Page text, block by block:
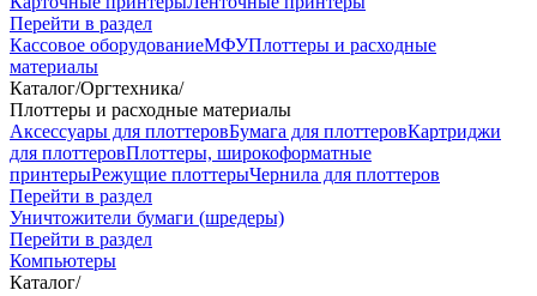
Перейти в раздел
Кассовое оборудованиеМФУПлоттеры и расходные
материалы
Каталог/Оргтехника/
Плоттеры и расходные материалы
Аксессуары для плоттеровБумага для плоттеровКартриджи
для плоттеровПлоттеры, широкоформатные
принтерыРежущие плоттерыЧернила для плоттеров
Перейти в раздел
Уничтожители бумаги (шредеры)
Перейти в раздел
Компьютеры
Каталог/